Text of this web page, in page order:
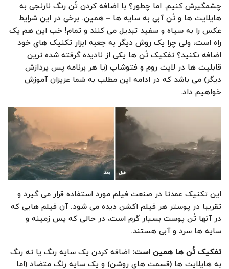
چشمگیرش کنیم. اما چطور؟ با اضافه کردن تُن رنگ نارنجی به
هایلایت ها و تُن آبی به سایه ها – همین. برخی در این شرایط
عکس را به سیاه و سفید تبدیل می کنند و تمام! خب این هم یک
راه است، ولی چرا یک روش دیگر به جعبه ابزار تکنیک های خود
اضافه نکنید؟ تفکیک تُن ها یکی از نادیده گرفته شده ترین
قابلیت ها در لایت روم و فتوشاپ (یا هر برنامه پس پردازش
دیگر) می باشد که در ادامه این مطلب به شما عزیزان آموزش
خواهیم داد.
این تکنیک عمدتا در صنعت فیلم مورد استفاده قرار می گیرد و
تقریبا در پوستر هر فیلم اکشن دیده می شود. آن فیلم هایی که
در آنها تُن پوست بسیار گرم است، در حالی که پس زمینه و
سایه ها سرد و آبی هستند.
تفکیک تُن ها همین است: اضافه کردن یک سایه رنگ یا ته رنگ
به هایلایت ها (قسمت های روشن) و یک سایه رنگ متضاد (اما